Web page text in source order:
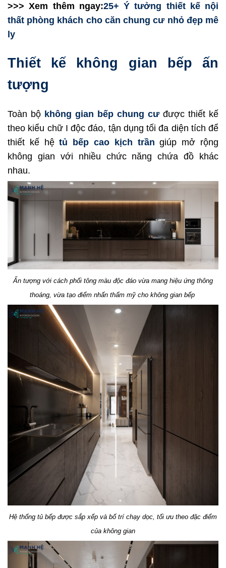
>>> Xem thêm ngay:25+ Ý tưởng thiết kế nội
thất phòng khách cho căn chung cư nhỏ đẹp mê
ly
Thiết kế không gian bếp ấn
tượng
Toàn bộ không gian bếp chung cư được thiết kế
theo kiểu chữ I độc đáo, tận dụng tối đa diện tích để
thiết kế hệtủ bếp cao kịch trần giúp mở rộng
không gian với nhiều chức năng chứa đồ khác
nhau.
Ấn tượng với cách phối tông màu độc đáo vừa mang hiệu ứng thông
thoáng, vừa tạo điểm nhấn thẩm mỹ cho không gian bếp
Hệ thống tủ bếp được sắp xếp và bố trí chạy dọc, tối ưu theo đặc điểm
của không gian